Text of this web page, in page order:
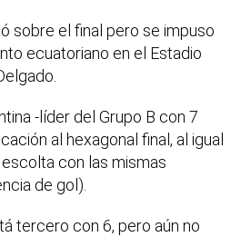
sobre el final pero se impuso
ecuatoriano en el Estadio
-líder del Grupo B con 7
al hexagonal final, al igual
con las mismas
de gol).
tercero con 6, pero aún no